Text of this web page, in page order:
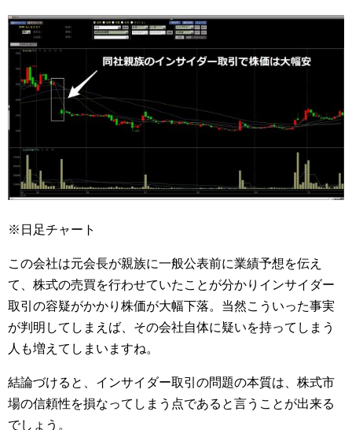
※日足チャート
この会社は元会長が親族に一般公表前に業績予想を伝え
て、株式の売買を行わせていたことが分かりインサイダー
取引の容疑がかかり株価が大幅下落。当然こういった事実
が判明してしまえば、その会社自体に疑いを持ってしまう
人も増えてしまいますね。
結論づけると、インサイダー取引の問題の本質は、株式市
場の信頼性を損なってしまう点であると言うことが出来る
でしょう。